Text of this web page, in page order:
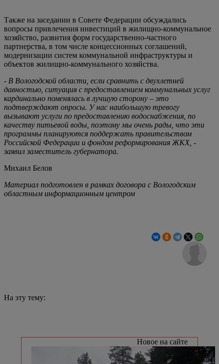
Также на заседании в Совете Федерации обсуждались
вопросы привлечения инвестиций в жилищно-коммунальное
хозяйство, развития форм государственно-частного
партнерства, в том числе концессионных соглашений,
модернизации систем коммунальной инфраструктуры и
объектов жилищно-коммунального хозяйства.
- В Вологодской области, если сравнить с двухлетней
давностью, ситуация с предоставлением коммунальных услуг
кардинально поменялась в лучшую сторону – это
подтверждают опросы. У нас наибольшую тревогу
вызывают услуги по предоставлению водоснабжения, по
качеству питьевой воды, поэтому мы очень рады, что эти
программы планируются поддержать правительством
Российской Федерации и фондом реформирования ЖКХ, -
заявил заместитель губернатора.
Михаил Белов
Материал подготовлен в рамках договора с Вологодским
областным информационным центром
На эту тему:
Новое на сайте